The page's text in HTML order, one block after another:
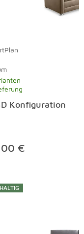
Konfiguration
€